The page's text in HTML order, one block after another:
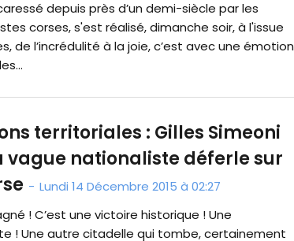
depuis près d’un demi-siècle par les
corses, s'est réalisé, dimanche soir, à l'issue
de l’incrédulité à la joie, c’est avec une émotion
territoriales : Gilles Simeoni
vague nationaliste déferle sur
- Lundi 14 Décembre 2015 à 02:27
! C’est une victoire historique ! Une
! Une autre citadelle qui tombe, certainement